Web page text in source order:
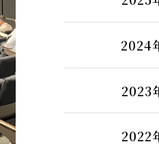
2024
2023
2022